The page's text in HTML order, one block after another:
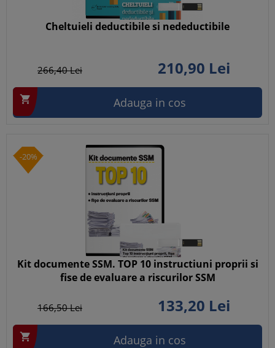
Cheltuieli deductibile si nedeductibile
266,40Lei 210,90 Lei
 Adauga in cos
-20%
Kit documente SSM. TOP 10 instructiuni proprii si
fise de evaluare a riscurilor SSM
166,50Lei 133,20 Lei
 Adauga in cos